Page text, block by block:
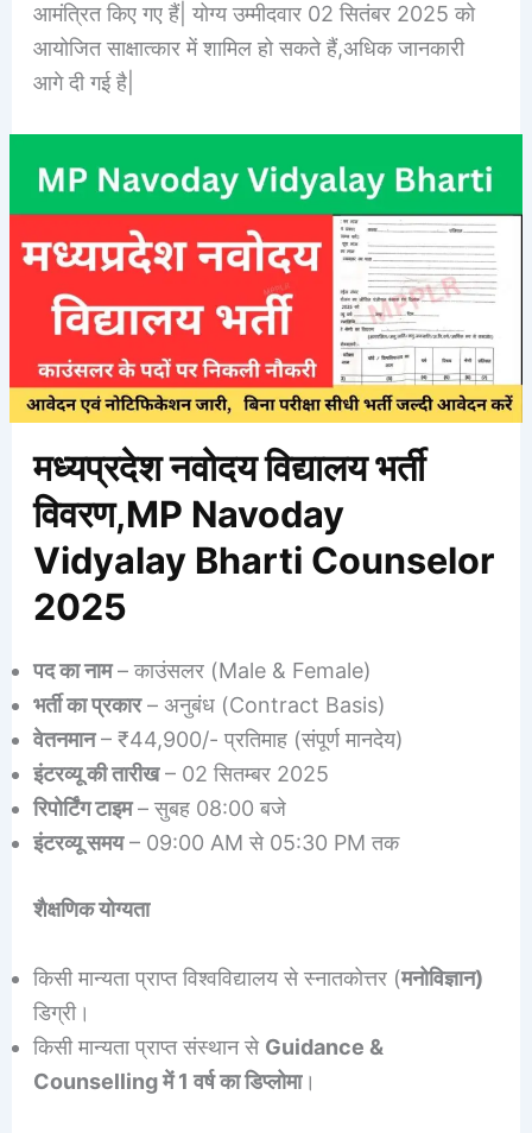
आमंत्रित किए गए हैं| योग्य उम्मीदवार 02 सितंबर 2025 को
आयोजित साक्षात्कार में शामिल हो सकते हैं,अधिक जानकारी
आगे दी गई है|
मध्यप्रदेश नवोदय विद्यालय भर्ती
विवरण,MP Navoday
Vidyalay Bharti Counselor
2025
पद का नाम– काउंसलर (Male & Female)
भर्ती का प्रकार– अनुबंध (Contract Basis)
वेतनमान– ₹44,900/- प्रतिमाह (संपूर्ण मानदेय)
इंटरव्यू की तारीख– 02 सितम्बर 2025
रिपोर्टिंग टाइम– सुबह 08:00 बजे
इंटरव्यू समय– 09:00 AM से 05:30 PM तक
शैक्षणिक योग्यता
किसी मान्यता प्राप्त विश्वविद्यालय से स्नातकोत्तर (मनोविज्ञान)
डिग्री।
किसी मान्यता प्राप्त संस्थान से Guidance &
Counselling में 1 वर्ष का डिप्लोमा।